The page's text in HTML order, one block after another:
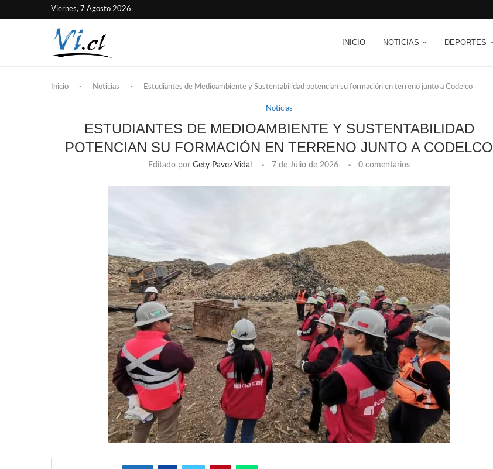
Viernes, 7 Agosto 2026
INICIO NOTICIAS DEPORTES
Inicio - Noticias - Estudiantes de Medioambiente y Sustentabilidad potencian su formación en terreno junto a Codelco
Noticias
ESTUDIANTES DE MEDIOAMBIENTE Y SUSTENTABILIDAD
POTENCIAN SU FORMACIÓN EN TERRENO JUNTO A CODELCO
Editado porGety Pavez Vidal 7 de Julio de 2026 0 comentarios